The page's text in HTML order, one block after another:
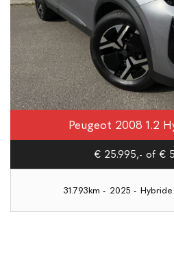
Peugeot 2008 1.2
€ 25.995,- of €
31.793km - 2025 - Hybride